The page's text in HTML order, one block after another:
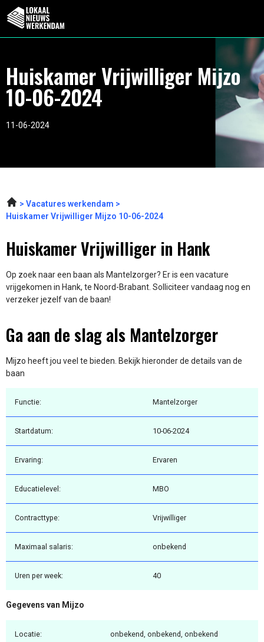
Huiskamer Vrijwilliger Mijzo
10-06-2024
11-06-2024
Vacatures werkendam
Huiskamer Vrijwilliger Mijzo 10-06-2024
Huiskamer Vrijwilliger in Hank
Op zoek naar een baan als Mantelzorger? Er is een vacature
vrijgekomen in Hank, te Noord-Brabant. Solliciteer vandaag nog en
verzeker jezelf van de baan!
Ga aan de slag als Mantelzorger
Mijzo heeft jou veel te bieden. Bekijk hieronder de details van de
baan
Functie: Mantelzorger
Startdatum: 10-06-2024
Ervaring: Ervaren
Educatielevel: MBO
Contracttype: Vrijwilliger
Maximaal salaris: onbekend
Uren per week: 40
Gegevens van Mijzo
Locatie: onbekend, onbekend, onbekend